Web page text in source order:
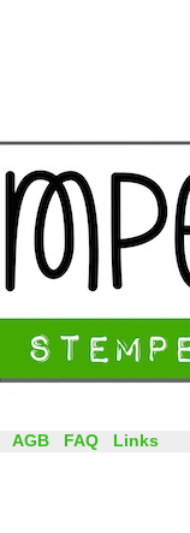
AGB FAQ Links